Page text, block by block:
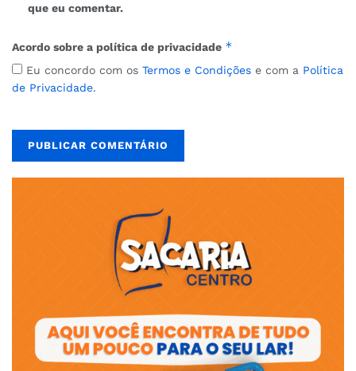
que eu comentar.
Acordo sobre a política de privacidade *
Eu concordo com os Termos e Condições e com a Política
de Privacidade.